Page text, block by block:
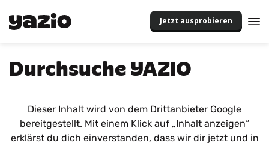
Jetzt ausprobieren
Durchsuche YAZIO
Dieser Inhalt wird von dem Drittanbieter Google
bereitgestellt. Mit einem Klick auf „Inhalt anzeigen“
erklärst du dich einverstanden, dass wir dir jetzt und in